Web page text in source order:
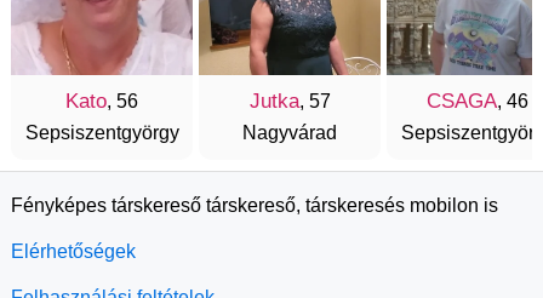
Kato, 56
Sepsiszentgyörgy
Jutka, 57
Nagyvárad
CSAGA, 46
Fényképes társkereső társkereső, társkeresés mobilon is
Elérhetőségek